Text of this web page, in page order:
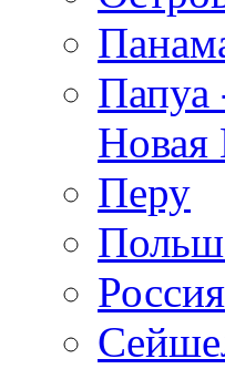
Папуа
Новая
Перу
Россия